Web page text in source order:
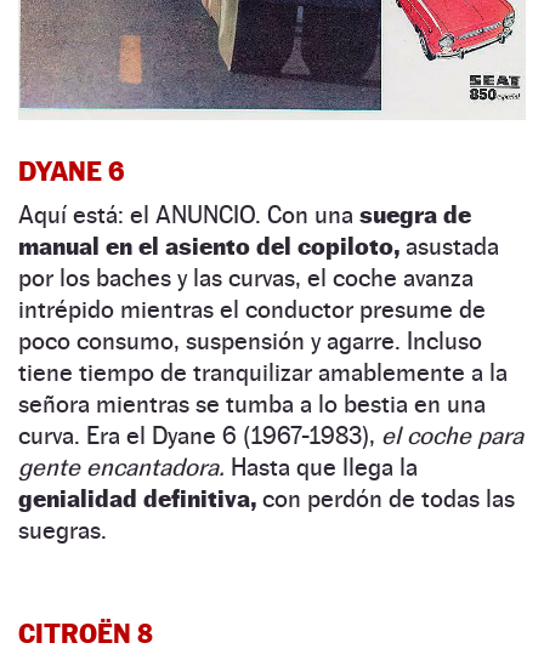
DYANE 6
Aquí está: el ANUNCIO. Con una suegra de
manual en el asiento del copiloto, asustada
por los baches y las curvas, el coche avanza
intrépido mientras el conductor presume de
poco consumo, suspensión y agarre. Incluso
tiene tiempo de tranquilizar amablemente a la
señora mientras se tumba a lo bestia en una
curva. Era el Dyane 6 (1967-1983), el coche para
gente encantadora. Hasta que llega la
genialidad definitiva, con perdón de todas las
suegras.
CITROËN 8